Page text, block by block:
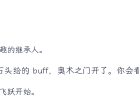
的继承人。
给的 buff，奥术之门开了。你会
跃开始。